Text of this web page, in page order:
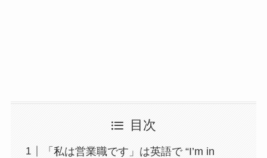
目次
「私は営業職です」は英語で “I’m in